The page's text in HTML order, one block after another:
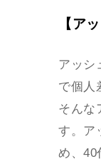
【ア
アッシ
で個人
そんな
す。ア
め、40